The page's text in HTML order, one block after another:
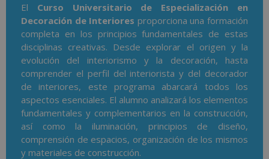
El Curso Universitario de Especialización en
Decoración de Interiores proporciona una formación
completa en los principios fundamentales de estas
disciplinas creativas. Desde explorar el origen y la
evolución del interiorismo y la decoración, hasta
comprender el perfil del interiorista y del decorador
de interiores, este programa abarcará todos los
aspectos esenciales. El alumno analizará los elementos
fundamentales y complementarios en la construcción,
así como la iluminación, principios de diseño,
comprensión de espacios, organización de los mismos
y materiales de construcción.